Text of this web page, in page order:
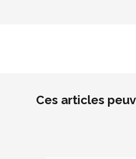
Ces articles